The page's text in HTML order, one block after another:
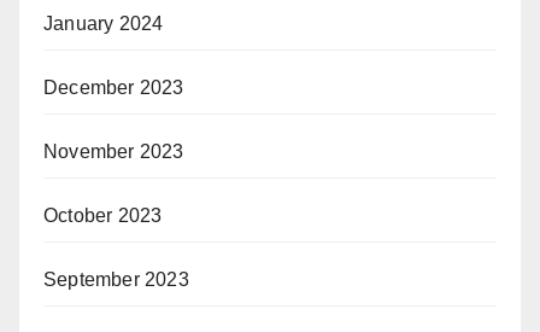
January 2024
December 2023
November 2023
October 2023
September 2023